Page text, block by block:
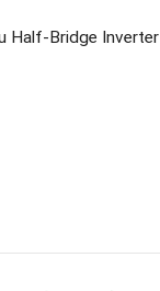
Half-Bridge Inverter